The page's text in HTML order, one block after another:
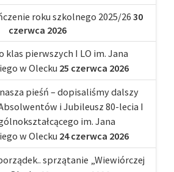
roku szkolnego 2025/26 30
czerwca 2026
klas pierwszych I LO im. Jana
w Olecku 25 czerwca 2026
nasza pieśń – dopisaliśmy dalszy
i Jubileusz 80-lecia I
im. Jana
w Olecku 24 czerwca 2026
sprzątanie „Wiewiórczej